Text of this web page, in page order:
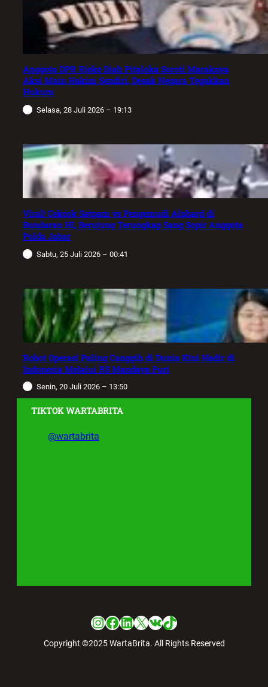
Anggota DPR Rieke Diah Pitaloka Soroti Maraknya
Aksi Main Hakim Sendiri, Desak Negara Tegakkan
Hukum
Selasa, 28 Juli 2026 – 19:13
Viral! Cekcok Satpam vs Pengemudi Alphard di
Bundaran HI, Berujung Terungkap Sang Sopir Anggota
Polda Jabar
Sabtu, 25 Juli 2026 – 00:41
Robot Operasi Paling Canggih di Dunia Kini Hadir di
Indonesia Melalui RS Mandaya Puri
Senin, 20 Juli 2026 – 13:50
TIKTOK WARTABRITA
@wartabrita
Instagram
Facebook
LinkedIn
X VKTikTok
Copyright ©2025 WartaBrita. All Rights Reserved